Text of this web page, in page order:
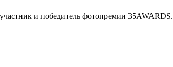
и победитель фотопремии 35AWARDS.